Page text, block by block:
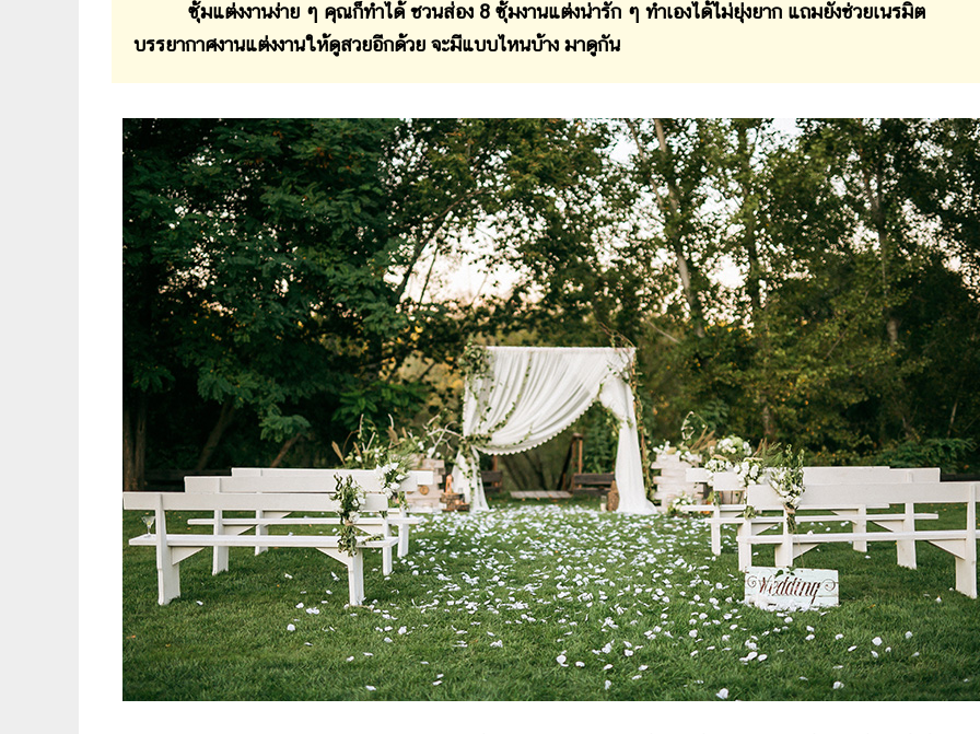
ซุ้มแต่งงานง่าย ๆ คุณก็ทำได้ ชวนส่อง 8 ซุ้มงานแต่งน่ารัก ๆ ทำเองได้ไม่ยุ่งยาก แถมยังช่วยเนรมิต
บรรยากาศงานแต่งงานให้ดูสวยอีกด้วย จะมีแบบไหนบ้าง มาดูกัน